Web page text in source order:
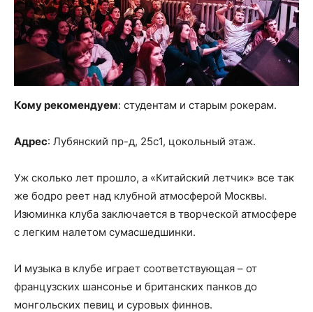
Кому рекомендуем: студентам и старым рокерам.
Адрес: Лубянский пр-д, 25с1, цокольный этаж.
Уж сколько лет прошло, а «Китайский летчик» все так
же бодро реет над клубной атмосферой Москвы.
Изюминка клуба заключается в творческой атмосфере
с легким налетом сумасшедшинки.
И музыка в клубе играет соответствующая – от
французских шансонье и британских панков до
монгольских певиц и суровых финнов.